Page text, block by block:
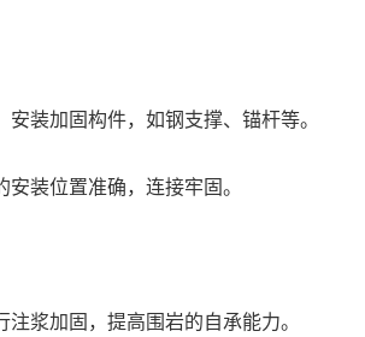
装加固构件，如钢支撑、锚杆等。
装位置准确，连接牢固。
浆加固，提高围岩的自承能力。